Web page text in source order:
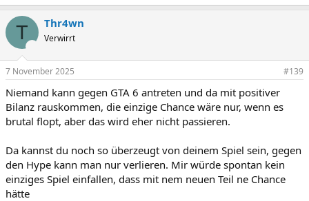
T Thr4wn
Verwirrt
7 November 2025 #139
Niemand kann gegen GTA 6 antreten und da mit positiver
Bilanz rauskommen, die einzige Chance wäre nur, wenn es
brutal flopt, aber das wird eher nicht passieren.
Da kannst du noch so überzeugt von deinem Spiel sein, gegen
den Hype kann man nur verlieren. Mir würde spontan kein
einziges Spiel einfallen, dass mit nem neuen Teil ne Chance
hätte